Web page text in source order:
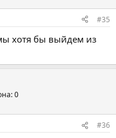
#35
хотя бы выйдем из
0
#36